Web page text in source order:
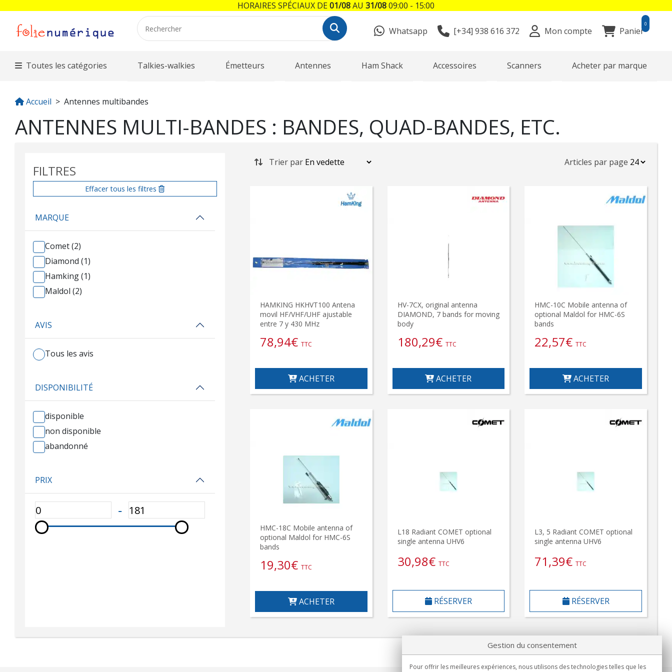
Whatsapp [+34] 938 616 372 Mon compte Panier
0
Toutes les catégories Talkies-walkies Émetteurs Antennes Ham Shack Accessoires Scanners Acheter par marque
Accueil Antennes multibandes
ANTENNES MULTI-BANDES : BANDES, QUAD-BANDES, ETC.
FILTRES
Effacer tous les filtres
MARQUE
Comet (2)
Diamond (1)
Hamking (1)
Maldol (2)
AVIS
Tous les avis
DISPONIBILITÉ
disponible
non disponible
abandonné
PRIX
‐
Trier par Articles par page
HAMKING HKHVT100 Antena
movil HF/VHF/UHF ajustable
entre 7 y 430 MHz
78,94€ TTC
ACHETER
HV-7CX, original antenna
DIAMOND, 7 bands for moving
body
180,29€ TTC
ACHETER
HMC-10C Mobile antenna of
optional Maldol for HMC-6S
bands
22,57€ TTC
ACHETER
HMC-18C Mobile antenna of
optional Maldol for HMC-6S
bands
19,30€ TTC
ACHETER
L18 Radiant COMET optional
single antenna UHV6
30,98€ TTC
RÉSERVER
L3, 5 Radiant COMET optional
single antenna UHV6
71,39€ TTC
RÉSERVER
Gestion du consentement
Pour offrir les meilleures expériences, nous utilisons des technologies telles que les
HORAIRES SPÉCIAUX DE01/08AU 31/0809:00 - 15:00